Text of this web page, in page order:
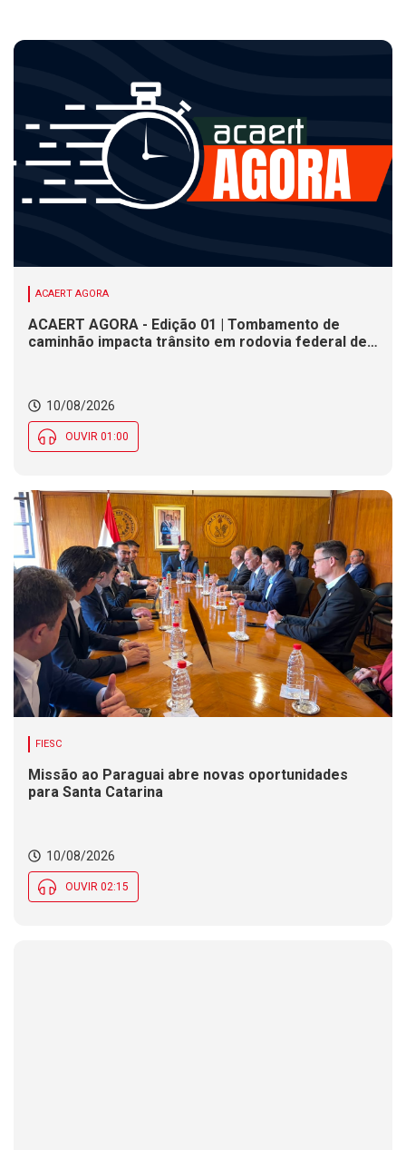
ACAERT AGORA
ACAERT AGORA - Edição 01 | Tombamento de
caminhão impacta trânsito em rodovia federal de
SC 10/08/2026
OUVIR 01:00
FIESC
Missão ao Paraguai abre novas oportunidades
para Santa Catarina
10/08/2026
OUVIR 02:15